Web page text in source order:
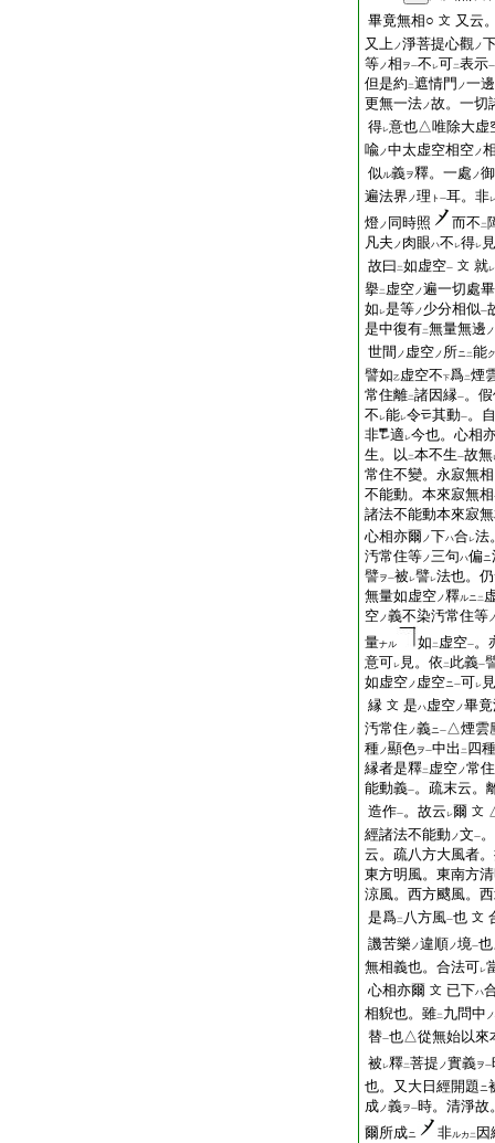
畢竟無相○ 文 又云
又上ノ淨菩提心觀ノ
等ノ相 ヲ一不 レ可二表示一
但是約 二遮情門 ノ一邊
更無一法ノ故。一切
得レ意也△唯除大虚
喩ノ中太虚空相空ノ
似ル義ヲ釋。一處 ノ
遍法界 ノ理 ト 一耳。非レ
燈ノ 同時照 而不 二
凡夫 ノ 肉眼ハ不 レ得レ
故曰 二如虚空一 文 就レ
擧二 虚空ノ遍一切處
如 レ是等ノ 少分相似一
是中復有二無量無邊 ノ
世間 ノ 虚空ノ 所ニ二能ク
譬如乙虚空不下爲二煙
常住離二諸因縁一。
不 レ能レ令 其動一。自
非
適 レ今也。心相
生。以 二本不生一故無
常住不變。永寂無
不能動。本來寂無相
諸法不能動本來寂
心相亦爾 ノ下ハ合レ法
汚常住等ノ三句ハ偏ニ
譬ヲ一被 レ譬レ法也。
無量如虚空ノ釋ルニ二
空ノ義不染汚常住等
量ナル 如 二 虚空一。
意可レ 見。依 二 此義一
如虚空ノ 虚空ニ一可レ
縁 文 是ハ虚空ノ畢
汚常住 ノ義ニ一△煙雲
種ノ顯色ヲ一中出 二 四種
縁者是釋二 虚空ノ常住
能動義一。疏末云。
造作一。故云 レ爾 文
經諸法不能動ノ文一
云。疏八方大風者
東方明風。東南方
涼風。西方颼風。
是爲二 八方風一也 文
譏苦樂ノ違順ノ境一
無相義也。合法可レ
心相亦爾 文 已下ハ
相貎也。雖二 九問中 ノ
替一也△從無始以來
被 レ釋二菩提 ノ實義ヲ一
也。又大日經開題ニ
成ノ義ヲ一時。清淨故
爾所成ニ 非ルカ 二 因